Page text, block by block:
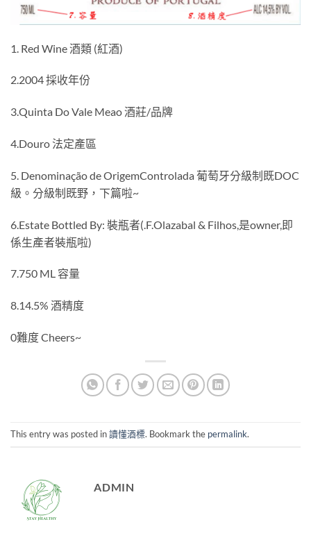
1. Red Wine 酒類 (紅酒)
2.2004 採收年份
3.Quinta Do Vale Meao 酒莊/品牌
4.Douro 法定產區
5. Denominação de OrigemControlada 葡萄牙分級制既DOC
級。分級制既野，下篇啦~
6.Estate Bottled By: 裝瓶者(.F.Olazabal & Filhos,是owner,即
係生產者裝瓶啦)
7.750 ML 容量
8.14.5% 酒精度
0難度 Cheers~
This entry was posted in讀懂酒標. Bookmark the permalink.
ADMIN